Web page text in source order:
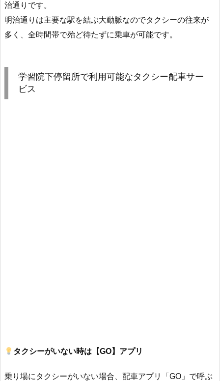
治通りです。
明治通りは主要な駅を結ぶ大動脈なのでタクシーの往来が
多く、全時間帯で殆ど待たずに乗車が可能です。
学習院下停留所で利用可能なタクシー配車サー
ビス
タクシーがいない時は【GO】アプリ
乗り場にタクシーがいない場合、配車アプリ「GO」で呼ぶ